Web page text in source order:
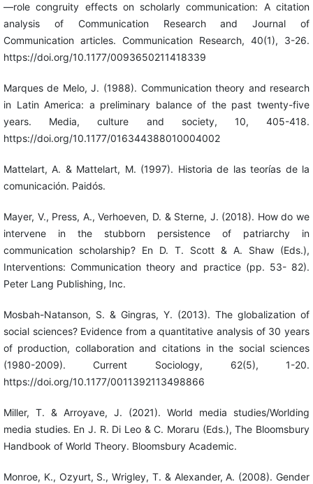
—role congruity effects on scholarly communication: A citation
analysis of Communication Research and Journal of
Communication articles. Communication Research, 40(1), 3-26.
https://doi.org/10.1177/0093650211418339
Marques de Melo, J. (1988). Communication theory and research
in Latin America: a preliminary balance of the past twenty-five
years. Media, culture and society, 10, 405-418.
https://doi.org/10.1177/016344388010004002
Mattelart, A. & Mattelart, M. (1997). Historia de las teorías de la
comunicación. Paidós.
Mayer, V., Press, A., Verhoeven, D. & Sterne, J. (2018). How do we
intervene in the stubborn persistence of patriarchy in
communication scholarship? En D. T. Scott & A. Shaw (Eds.),
Interventions: Communication theory and practice (pp. 53- 82).
Peter Lang Publishing, Inc.
Mosbah-Natanson, S. & Gingras, Y. (2013). The globalization of
social sciences? Evidence from a quantitative analysis of 30 years
of production, collaboration and citations in the social sciences
(1980-2009). Current Sociology, 62(5), 1-20.
https://doi.org/10.1177/0011392113498866
Miller, T. & Arroyave, J. (2021). World media studies/Worlding
media studies. En J. R. Di Leo & C. Moraru (Eds.), The Bloomsbury
Handbook of World Theory. Bloomsbury Academic.
Monroe, K., Ozyurt, S., Wrigley, T. & Alexander, A. (2008). Gender